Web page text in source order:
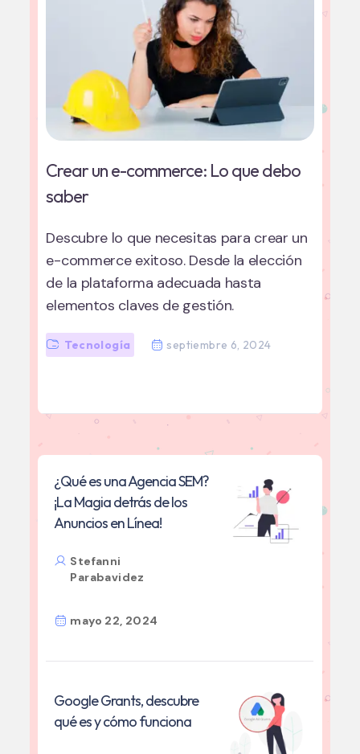
Crear un e-commerce: Lo que debo
saber
Descubre lo que necesitas para crear un
e-commerce exitoso. Desde la elección
de la plataforma adecuada hasta
elementos claves de gestión.
Tecnología septiembre 6, 2024
¿Qué es una Agencia SEM?
¡La Magia detrás de los
Anuncios en Línea!
Stefanni
Parabavidez
mayo 22, 2024
Google Grants, descubre
qué es y cómo funciona